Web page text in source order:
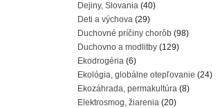
Dejiny, Slovania (40)
Deti a výchova (29)
Duchovné príčiny chorôb (98)
Duchovno a modlitby (129)
Ekodrogéria (6)
Ekológia, globálne otepľovanie (24)
Ekozáhrada, permakultúra (8)
Elektrosmog, žiarenia (20)